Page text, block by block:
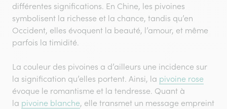
différentes significations. En Chine, les pivoines
symbolisent la richesse et la chance, tandis qu’en
Occident, elles évoquent la beauté, l’amour, et même
parfois la timidité.
La couleur des pivoines a d’ailleurs une incidence sur
la signification qu’elles portent. Ainsi, la pivoine rose
évoque le romantisme et la tendresse. Quant à
la pivoine blanche, elle transmet un message empreint